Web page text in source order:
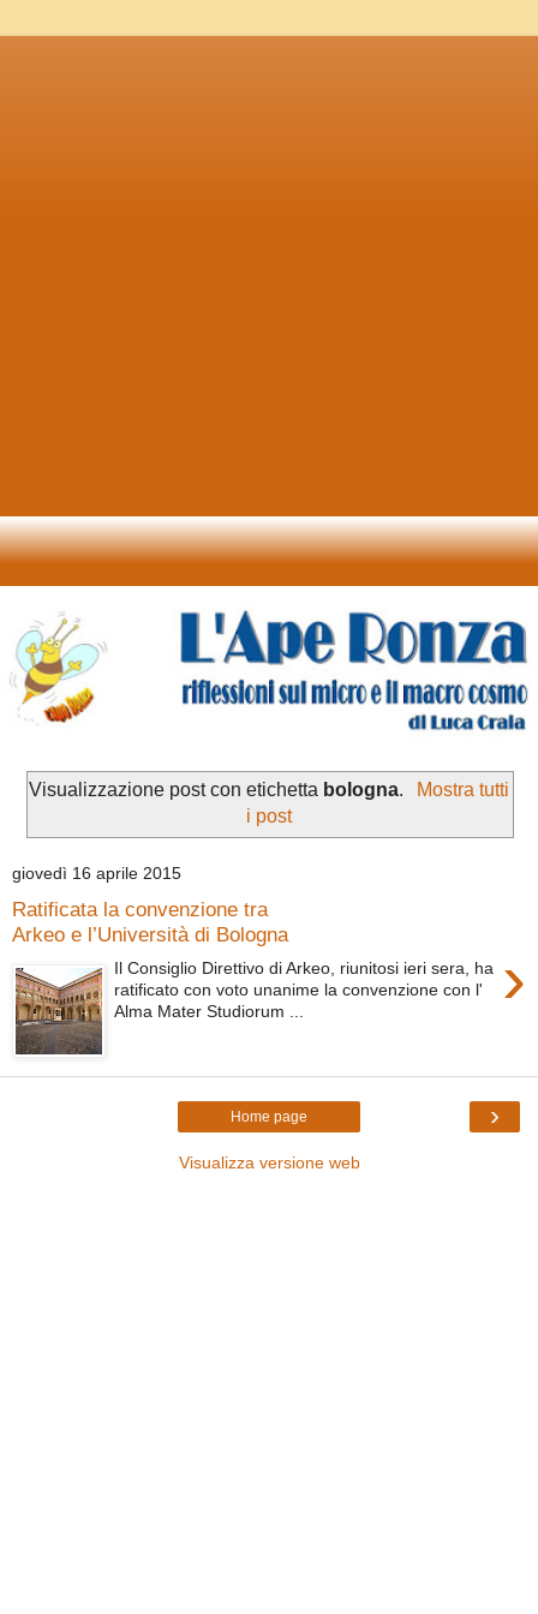
Visualizzazione post con etichetta bologna.
Mostra tutti
i post
giovedì 16 aprile 2015
Ratificata la convenzione tra
Arkeo e l’Università di Bologna
›
Il Consiglio Direttivo di Arkeo, riunitosi ieri sera, ha
ratificato con voto unanime la convenzione con l'
Alma Mater Studiorum ...
›
Home page
Visualizza versione web